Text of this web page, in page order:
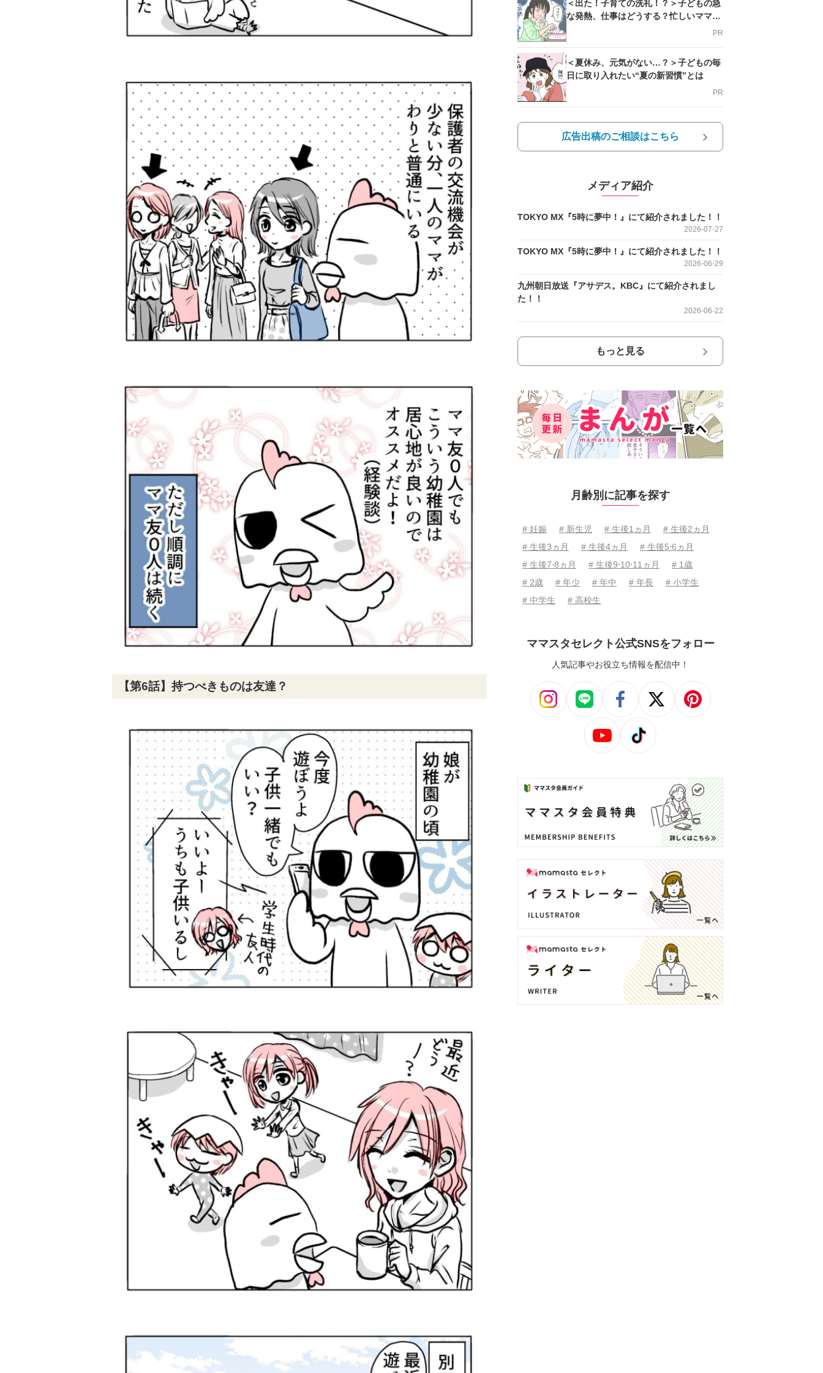
【第6話】持つべきものは友達？
＜出た！子育ての洗礼！？＞子どもの急
な発熱、仕事はどうする？忙しいママを
PR
＜夏休み、元気がない…？＞子どもの毎
日に取り入れたい“夏の新習慣”とは
PR
広告出稿のご相談はこちら
メディア紹介
TOKYO MX『5時に夢中！』にて紹介されました！！
2026-07-27
TOKYO MX『5時に夢中！』にて紹介されました！！
2026-06-29
九州朝日放送『アサデス。KBC』にて紹介されまし
た！！
2026-06-22
もっと見る
月齢別に記事を探す
# 妊娠 # 新生児 # 生後1ヵ月
# 生後2ヵ月
# 生後3ヵ月
# 生後4ヵ月
# 生後5⋅6ヵ月
# 生後7⋅8ヵ月
# 生後9⋅10⋅11ヵ月
# 1歳
# 2歳
# 年少 # 年中 # 年長
# 小学生
# 中学生
# 高校生
ママスタセレクト公式SNSをフォロー
人気記事やお役立ち情報を配信中！